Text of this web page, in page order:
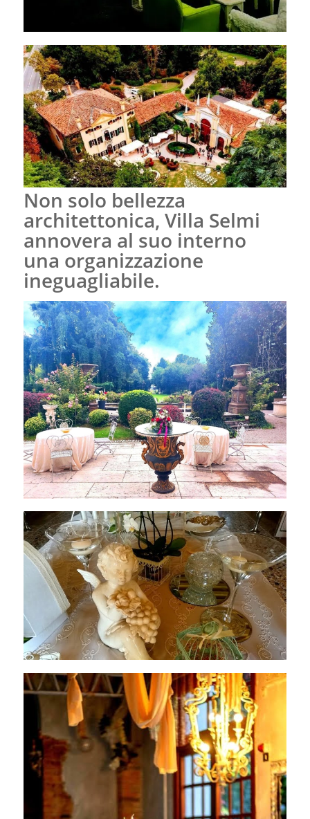
Non solo bellezza
architettonica, Villa Selmi
annovera al suo interno
una organizzazione
ineguagliabile.